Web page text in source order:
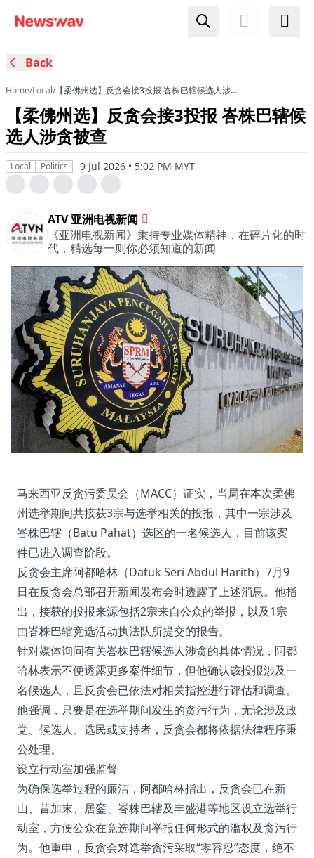
Back
Home/Local/【柔佛州选】反贪会接3投报 峇株巴辖候选人涉贪
【柔佛州选】反贪会接3投报 峇株巴辖候
选人涉贪被查
Local Politics 9 Jul 2026 • 5:02 PM MYT
ATV 亚洲电视新闻
《亚洲电视新闻》秉持专业媒体精神，在碎片化的时
代，精选每一则你必须知道的新闻
马来西亚反贪污委员会（MACC）证实，当局在本次柔佛
州选举期间共接获3宗与选举相关的投报，其中一宗涉及
峇株巴辖（Batu Pahat）选区的一名候选人，目前该案
件已进入调查阶段。
反贪会主席阿都哈林（Datuk Seri Abdul Harith）7月9
日在反贪会总部召开新闻发布会时透露了上述消息。他指
出，接获的投报来源包括2宗来自公众的举报，以及1宗
由峇株巴辖竞选活动执法队所提交的报告。
针对媒体询问有关峇株巴辖候选人涉贪的具体情况，阿都
哈林表示不便透露更多案件细节，但他确认该投报涉及一
名候选人，且反贪会已依法对相关指控进行评估和调查。
他强调，只要是在选举期间发生的贪污行为，无论涉及政
党、候选人、选民或支持者，反贪会都将依据法律程序秉
公处理。
设立行动室加强监督
为确保选举过程的廉洁，阿都哈林指出，反贪会已在新
山、昔加末、居銮、峇株巴辖及丰盛港等地区设立选举行
动室，方便公众在竞选期间举报任何形式的滥权及贪污行
为。他重申，反贪会对选举贪污采取“零容忍”态度，绝不